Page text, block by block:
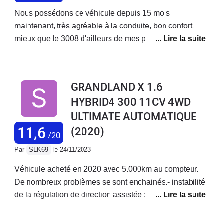
Nous possédons ce véhicule depuis 15 mois
maintenant, très agréable à la conduite, bon confort,
mieux que le 3008 d'ailleurs de mes parents, acheté en
juste prévoir pour notre model 1,2l pure-tech 130cv, le
max et aussi la vidange de la boite auto tous les
60000kms IMPÉRATIF sa c'est obligatoire si vous
voulez éviter les voyants moteurs à répétitions. C'est
vraiment dommage car l'Opel Grandlandx et vraiment
agréable et confortable.
11,6 /20
GRANDLAND X 1.6
HYBRID4 300 11CV 4WD
ULTIMATE AUTOMATIQUE
(2020)
Par SLK69 le 24/11/2023
Véhicule acheté en 2020 avec 5.000km au compteur.
De nombreux problèmes se sont enchainés.- instabilité
de la régulation de direction assistée : remplacement